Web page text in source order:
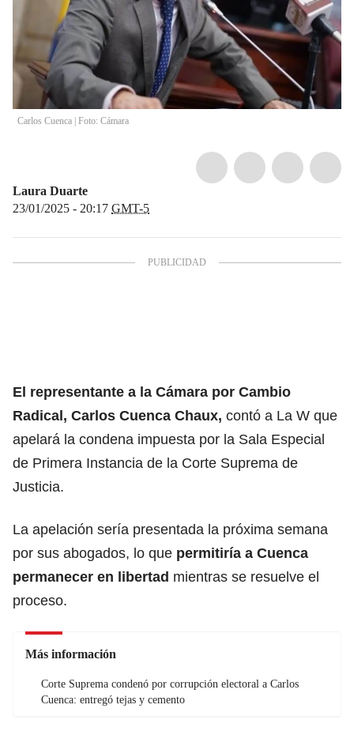
Carlos Cuenca | Foto: Cámara
Laura Duarte
23/01/2025 - 20:17 GMT-5
El representante a la Cámara por Cambio
Radical, Carlos Cuenca Chaux, contó a La W que
apelará la condena impuesta por la Sala Especial
de Primera Instancia de la Corte Suprema de
Justicia.
La apelación sería presentada la próxima semana
por sus abogados, lo que permitiría a Cuenca
permanecer en libertad mientras se resuelve el
proceso.
Más información
Corte Suprema condenó por corrupción electoral a Carlos
Cuenca: entregó tejas y cemento